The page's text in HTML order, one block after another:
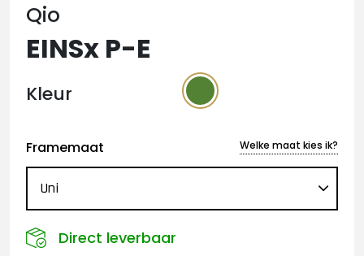
Qio
EINSx P-E
Kleur
Framemaat Welke maat kies ik?
Direct leverbaar